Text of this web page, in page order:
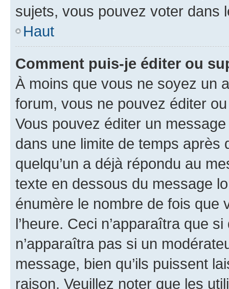
sujets, vous pouvez voter dans
Haut
Comment puis-je éditer ou
À moins que vous ne soyez un
forum, vous ne pouvez éditer
Vous pouvez éditer un
dans une limite de temps après
quelqu’un a déjà répondu au
texte en dessous du message
énumère le nombre de fois que
l’heure. Ceci n’apparaîtra que
n’apparaîtra pas si un
message, bien qu’ils puissent
raison. Veuillez noter que les